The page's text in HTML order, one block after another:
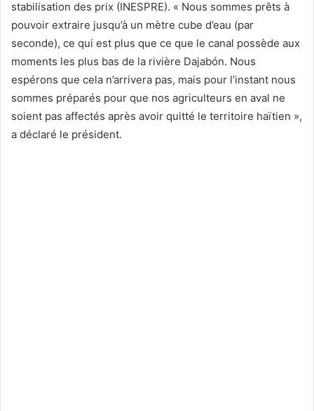
stabilisation des prix (INESPRE). « Nous sommes prêts à
pouvoir extraire jusqu’à un mètre cube d’eau (par
seconde), ce qui est plus que ce que le canal possède aux
moments les plus bas de la rivière Dajabón. Nous
espérons que cela n’arrivera pas, mais pour l’instant nous
sommes préparés pour que nos agriculteurs en aval ne
soient pas affectés après avoir quitté le territoire haïtien »,
a déclaré le président.